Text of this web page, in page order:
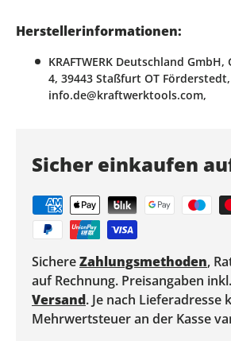
Herstellerinformationen:
KRAFTWERK Deutschland
4, 39443 Staßfurt OT Förderstedt,
info.de@kraftwerktools.com,
Sicher einkaufen
SichereZahlungsmethoden,
auf Rechnung. Preisangaben
Versand. Je nach Lieferadresse
Mehrwertsteuer an der Kasse